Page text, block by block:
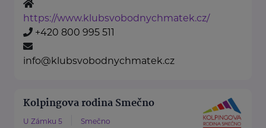
https://www.klubsvobodnychmatek.cz/
+420 800 995 511
info@klubsvobodnychmatek.cz
Kolpingova rodina Smečno
U Zámku 5 Smečno